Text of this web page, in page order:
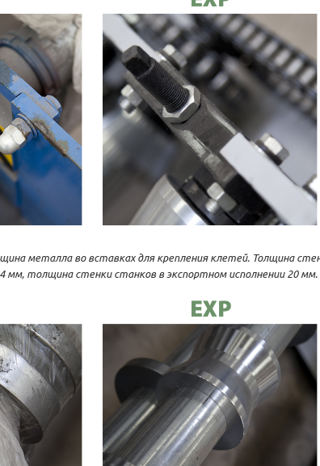
металла во вставках для крепления клетей. Толщина
мм, толщина стенки станков в экспортном исполнении 20 мм.